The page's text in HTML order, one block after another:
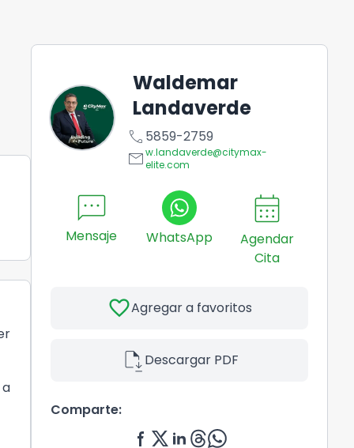
Waldemar
Landaverde
call 5859-2759
emailw.landaverde@citymax-
elite.com
sms
Mensaje WhatsApp
calendar_month
Agendar
Cita
favoriteAgregar a favoritos
file_saveDescargar PDF
Comparte: